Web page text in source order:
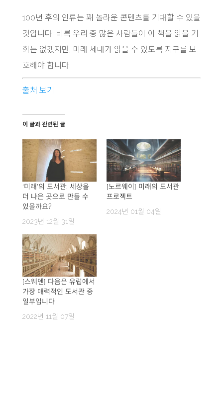
100년 후의 인류는 꽤 놀라운 콘텐츠를 기대할 수 있을
것입니다. 비록 우리 중 많은 사람들이 이 책을 읽을 기
회는 없겠지만, 미래 세대가 읽을 수 있도록 지구를 보
호해야 합니다.
출처 보기
이 글과 관련된 글
‘미래’의 도서관: 세상을
더 나은 곳으로 만들 수
있을까요?
2023년 12월 31일
[노르웨이] 미래의 도서관
프로젝트
2024년 01월 04일
[스웨덴] 다음은 유럽에서
가장 매력적인 도서관 중
일부입니다
2022년 11월 07일